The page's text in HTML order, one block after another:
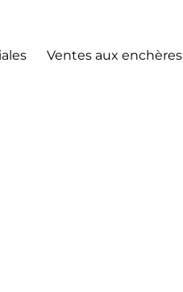
Ventes aux enchères